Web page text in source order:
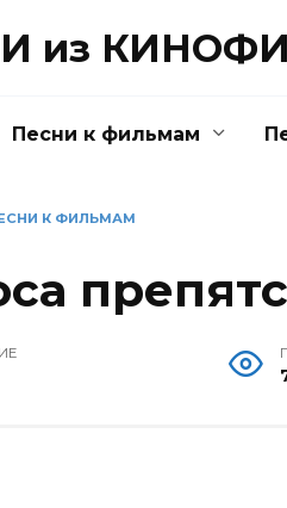
из
Песни к фильмам
К ФИЛЬМАМ